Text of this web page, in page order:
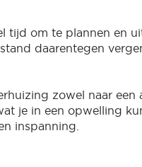
tijd om te plannen en
daarentegen
zowel naar een
je in een opwelling
inspanning.